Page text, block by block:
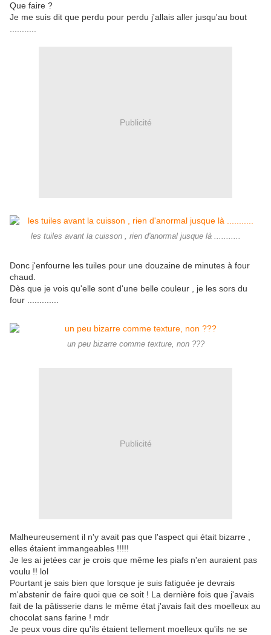
Que faire ?
Je me suis dit que perdu pour perdu j'allais aller jusqu'au bout
Publicité
les tuiles avant la cuisson , rien d'anormal jusque là ...........
Donc j'enfourne les tuiles pour une douzaine de minutes à four
chaud.
Dès que je vois qu'elle sont d'une belle couleur , je les sors du
four .............
un peu bizarre comme texture, non ???
Publicité
Malheureusement il n'y avait pas que l'aspect qui était bizarre ,
elles étaient immangeables !!!!!
Je les ai jetées car je crois que même les piafs n'en auraient pas
voulu !! lol
Pourtant je sais bien que lorsque je suis fatiguée je devrais
m'abstenir de faire quoi que ce soit ! La dernière fois que j'avais
fait de la pâtisserie dans le même état j'avais fait des moelleux au
chocolat sans farine ! mdr
Je peux vous dire qu'ils étaient tellement moelleux qu'ils ne se